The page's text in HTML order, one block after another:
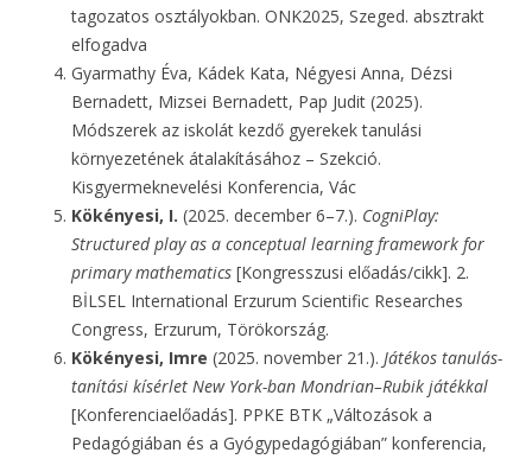
tagozatos osztályokban. ONK2025, Szeged. absztrakt
elfogadva
Gyarmathy Éva, Kádek Kata, Négyesi Anna, Dézsi
Bernadett, Mizsei Bernadett, Pap Judit (2025).
Módszerek az iskolát kezdő gyerekek tanulási
környezetének átalakításához – Szekció.
Kisgyermeknevelési Konferencia, Vác
Kökényesi, I. (2025. december 6–7.). CogniPlay:
Structured play as a conceptual learning framework for
primary mathematics [Kongresszusi előadás/cikk]. 2.
BİLSEL International Erzurum Scientific Researches
Congress, Erzurum, Törökország.
Kökényesi, Imre (2025. november 21.). Játékos tanulás-
tanítási kísérlet New York-ban Mondrian–Rubik játékkal
[Konferenciaelőadás]. PPKE BTK „Változások a
Pedagógiában és a Gyógypedagógiában” konferencia,